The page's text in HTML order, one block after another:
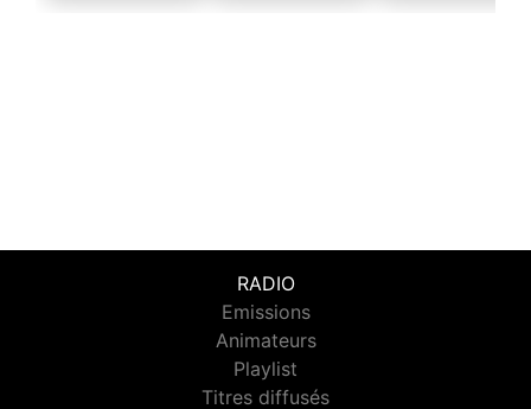
RADIO
Emissions
Animateurs
Playlist
Titres diffusés